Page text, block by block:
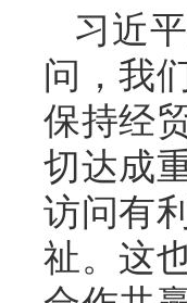
习近
问，我
保持经
切达成
访问有
祉。这